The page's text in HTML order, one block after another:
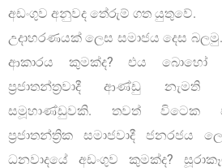
අඩංගුව අනුවද තේරුම් ගත යුතුවේ.
උදාහරණයක් ලෙස සමාජය දෙස
ආකාරය කුමක්ද? එය
ප්‍රජාතන්ත්‍රවාදී ආණ්ඩු
සමූහාණ්ඩුවකි. තවත් විටෙක
ප්‍රජාතන්ත්‍රික සමාජවාදී
ධනවාදයේ අඩංගුව කුමක්ද?